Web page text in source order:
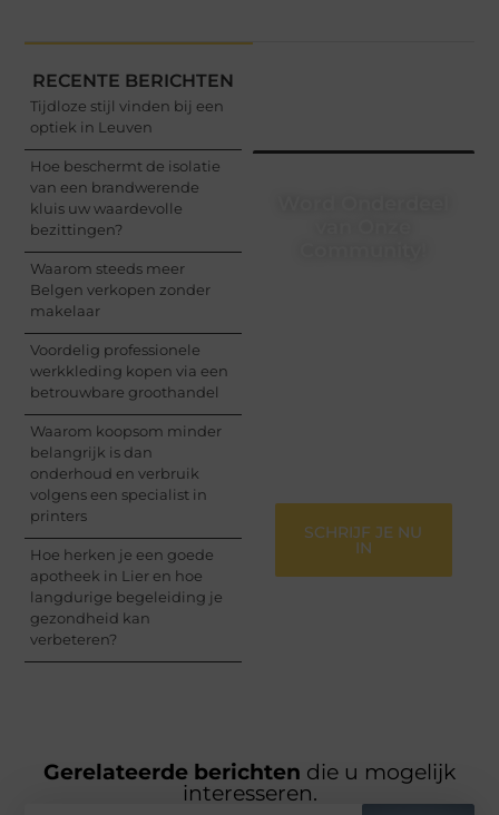
RECENTE BERICHTEN
Tijdloze stijl vinden bij een
optiek in Leuven
Hoe beschermt de isolatie
van een brandwerende
kluis uw waardevolle
bezittingen?
Waarom steeds meer
Belgen verkopen zonder
makelaar
Voordelig professionele
werkkleding kopen via een
betrouwbare groothandel
Waarom koopsom minder
belangrijk is dan
onderhoud en verbruik
volgens een specialist in
printers
Hoe herken je een goede
apotheek in Lier en hoe
langdurige begeleiding je
gezondheid kan
verbeteren?
SCHRIJF JE NU
IN
Gerelateerde berichten die u mogelijk
interesseren.